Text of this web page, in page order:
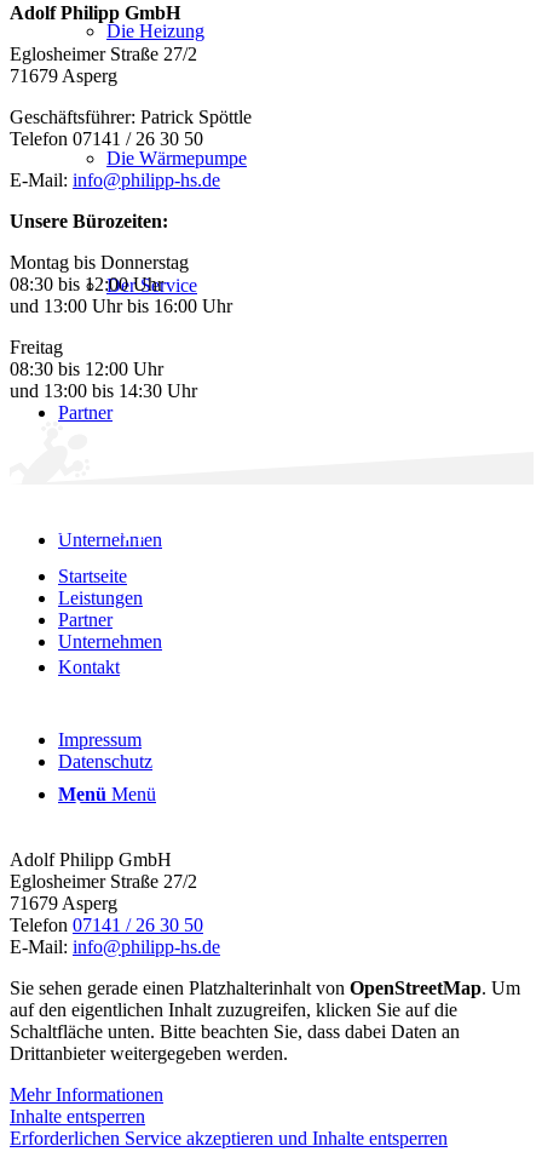
Die Heizung
Die Wärmepumpe
Der Service
Partner
Unternehmen
Kontakt
Menü Menü
Adolf Philipp GmbH
Eglosheimer Straße 27/2
71679 Asperg
Geschäftsführer: Patrick Spöttle
Telefon 07141 / 26 30 50
E-Mail: info@philipp-hs.de
Unsere Bürozeiten:
Montag bis Donnerstag
08:30 bis 12:00 Uhr
und 13:00 Uhr bis 16:00 Uhr
Freitag
08:30 bis 12:00 Uhr
und 13:00 bis 14:30 Uhr
Adolf Philipp GmbH
Startseite
Leistungen
Partner
Unternehmen
Impressum
Datenschutz
Kontakt
Adolf Philipp GmbH
Eglosheimer Straße 27/2
71679 Asperg
Telefon 07141 / 26 30 50
E-Mail: info@philipp-hs.de
Sie sehen gerade einen Platzhalterinhalt von OpenStreetMap. Um
auf den eigentlichen Inhalt zuzugreifen, klicken Sie auf die
Schaltfläche unten. Bitte beachten Sie, dass dabei Daten an
Drittanbieter weitergegeben werden.
Mehr Informationen
Inhalte entsperren
Erforderlichen Service akzeptieren und Inhalte entsperren